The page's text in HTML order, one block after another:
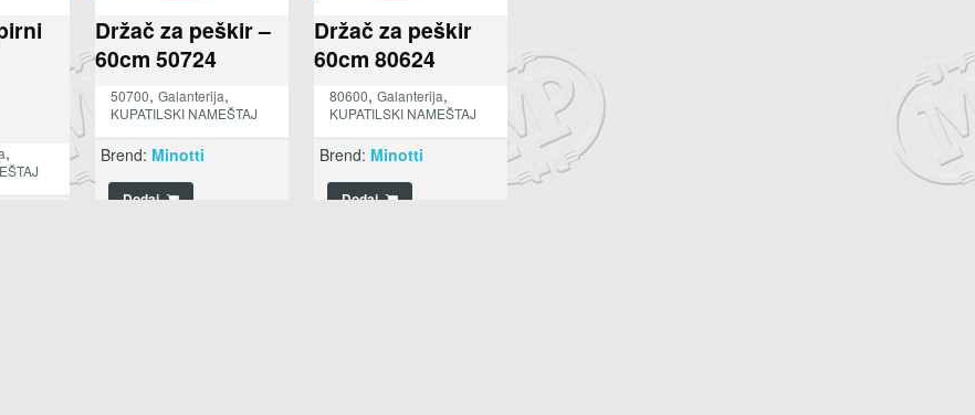
,
Držač za peškir –
60cm 50724
50700, Galanterija,
KUPATILSKI NAMEŠTAJ
Brend: Minotti
Dodaj
Držač za peškir
60cm 80624
80600, Galanterija,
KUPATILSKI NAMEŠTAJ
Brend: Minotti
Dodaj